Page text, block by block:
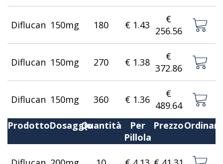
Diflucan 150mg 180 € 1.43
€
256.56
Diflucan 150mg 270 € 1.38
€
372.86
Diflucan 150mg 360 € 1.36
€
489.64
ProdottoDosaggioQuantità
Per
Pillola
Prezzo